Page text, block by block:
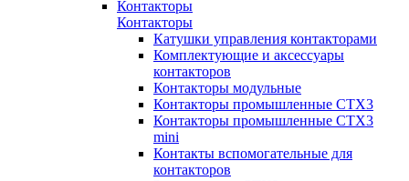
Контакторы
Контакторы
Катушки управления контакторами
Комплектующие и аксессуары
контакторов
Контакторы модульные
Контакторы промышленные CTX3
Контакторы промышленные CTX3
mini
Контакты вспомогательные для
контакторов